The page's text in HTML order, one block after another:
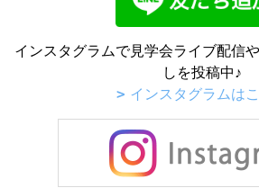
インスタグラムで見学会ライブ配信
しを投稿中♪
インスタグラムは